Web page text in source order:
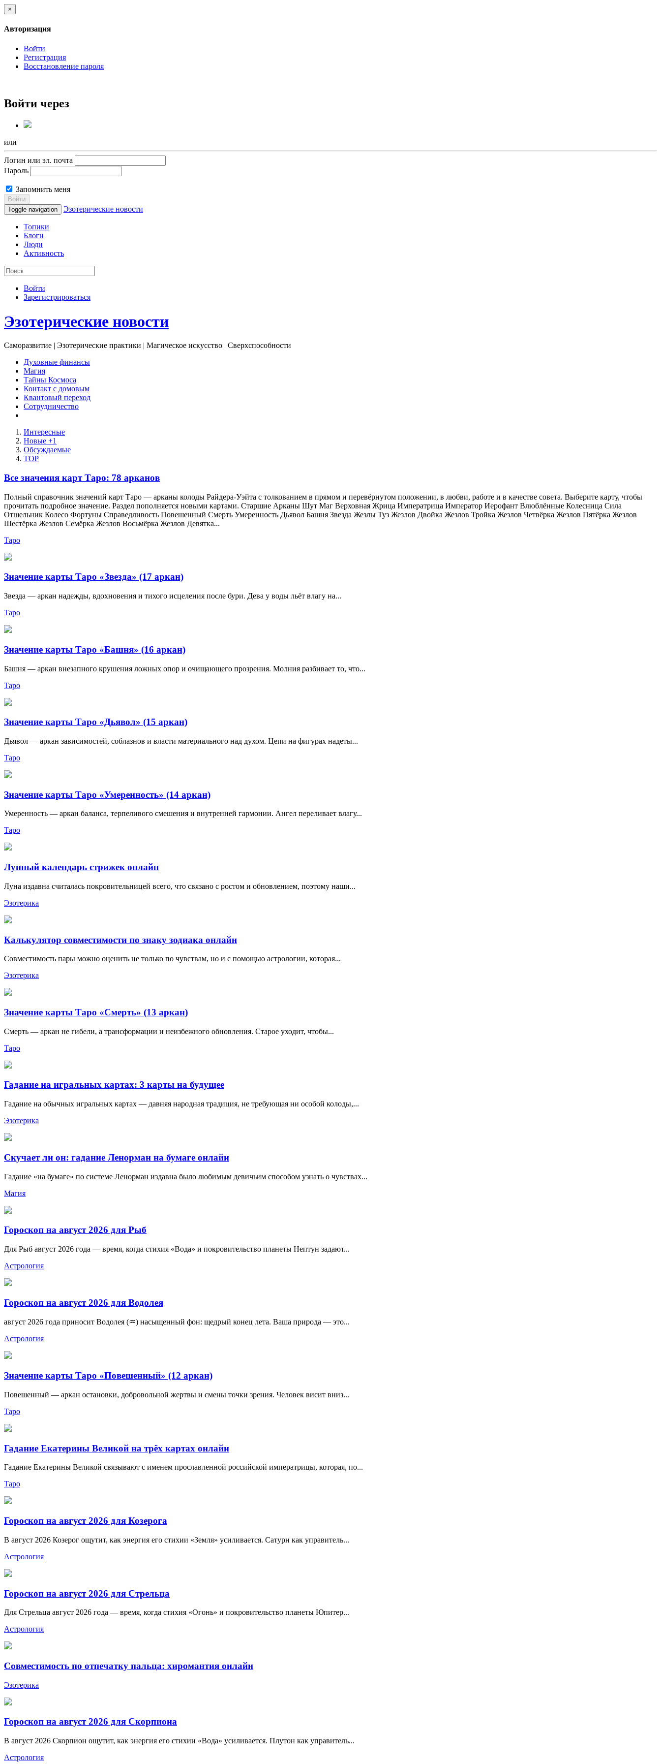
×
Авторизация
Войти
Регистрация
Восстановление пароля
Войти через
или
Логин или эл. почта
Пароль
Запомнить меня
Войти
Toggle navigation
Эзотерические новости
Топики
Блоги
Люди
Активность
Войти
Зарегистрироваться
Эзотерические новости
Саморазвитие | Эзотерические практики | Магическое искусство | Сверхспособности
Духовные финансы
Магия
Тайны Космоса
Контакт с домовым
Квантовый переход
Сотрудничество
Интересные
Новые +1
Обсуждаемые
TOP
Все значения карт Таро: 78 арканов
Полный справочник значений карт Таро — арканы колоды Райдера-Уэйта с толкованием в прямом и перевёрнутом положении, в любви, работе и в качестве совета. Выберите карту, чтобы
прочитать подробное значение. Раздел пополняется новыми картами. Старшие Арканы Шут Маг Верховная Жрица Императрица Император Иерофант Влюблённые Колесница Сила
Отшельник Колесо Фортуны Справедливость Повешенный Смерть Умеренность Дьявол Башня Звезда Жезлы Туз Жезлов Двойка Жезлов Тройка Жезлов Четвёрка Жезлов Пятёрка Жезлов
Шестёрка Жезлов Семёрка Жезлов Восьмёрка Жезлов Девятка...
Таро
Значение карты Таро «Звезда» (17 аркан)
Звезда — аркан надежды, вдохновения и тихого исцеления после бури. Дева у воды льёт влагу на...
Таро
Значение карты Таро «Башня» (16 аркан)
Башня — аркан внезапного крушения ложных опор и очищающего прозрения. Молния разбивает то, что...
Таро
Значение карты Таро «Дьявол» (15 аркан)
Дьявол — аркан зависимостей, соблазнов и власти материального над духом. Цепи на фигурах надеты...
Таро
Значение карты Таро «Умеренность» (14 аркан)
Умеренность — аркан баланса, терпеливого смешения и внутренней гармонии. Ангел переливает влагу...
Таро
Лунный календарь стрижек онлайн
Луна издавна считалась покровительницей всего, что связано с ростом и обновлением, поэтому наши...
Эзотерика
Калькулятор совместимости по знаку зодиака онлайн
Совместимость пары можно оценить не только по чувствам, но и с помощью астрологии, которая...
Эзотерика
Значение карты Таро «Смерть» (13 аркан)
Смерть — аркан не гибели, а трансформации и неизбежного обновления. Старое уходит, чтобы...
Таро
Гадание на игральных картах: 3 карты на будущее
Гадание на обычных игральных картах — давняя народная традиция, не требующая ни особой колоды,...
Эзотерика
Скучает ли он: гадание Ленорман на бумаге онлайн
Гадание «на бумаге» по системе Ленорман издавна было любимым девичьим способом узнать о чувствах...
Магия
Гороскоп на август 2026 для Рыб
Для Рыб август 2026 года — время, когда стихия «Вода» и покровительство планеты Нептун задают...
Астрология
Гороскоп на август 2026 для Водолея
август 2026 года приносит Водолея (♒) насыщенный фон: щедрый конец лета. Ваша природа — это...
Астрология
Значение карты Таро «Повешенный» (12 аркан)
Повешенный — аркан остановки, добровольной жертвы и смены точки зрения. Человек висит вниз...
Таро
Гадание Екатерины Великой на трёх картах онлайн
Гадание Екатерины Великой связывают с именем прославленной российской императрицы, которая, по...
Таро
Гороскоп на август 2026 для Козерога
В август 2026 Козерог ощутит, как энергия его стихии «Земля» усиливается. Сатурн как управитель...
Астрология
Гороскоп на август 2026 для Стрельца
Для Стрельца август 2026 года — время, когда стихия «Огонь» и покровительство планеты Юпитер...
Астрология
Совместимость по отпечатку пальца: хиромантия онлайн
Эзотерика
Гороскоп на август 2026 для Скорпиона
В август 2026 Скорпион ощутит, как энергия его стихии «Вода» усиливается. Плутон как управитель...
Астрология